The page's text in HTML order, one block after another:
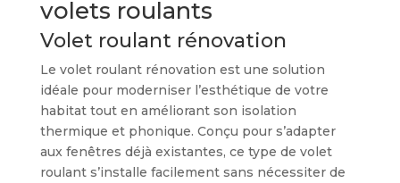
volets roulants
Volet roulant rénovation
Le volet roulant rénovation est une solution
idéale pour moderniser l’esthétique de votre
habitat tout en améliorant son isolation
thermique et phonique. Conçu pour s’adapter
aux fenêtres déjà existantes, ce type de volet
roulant s’installe facilement sans nécessiter de